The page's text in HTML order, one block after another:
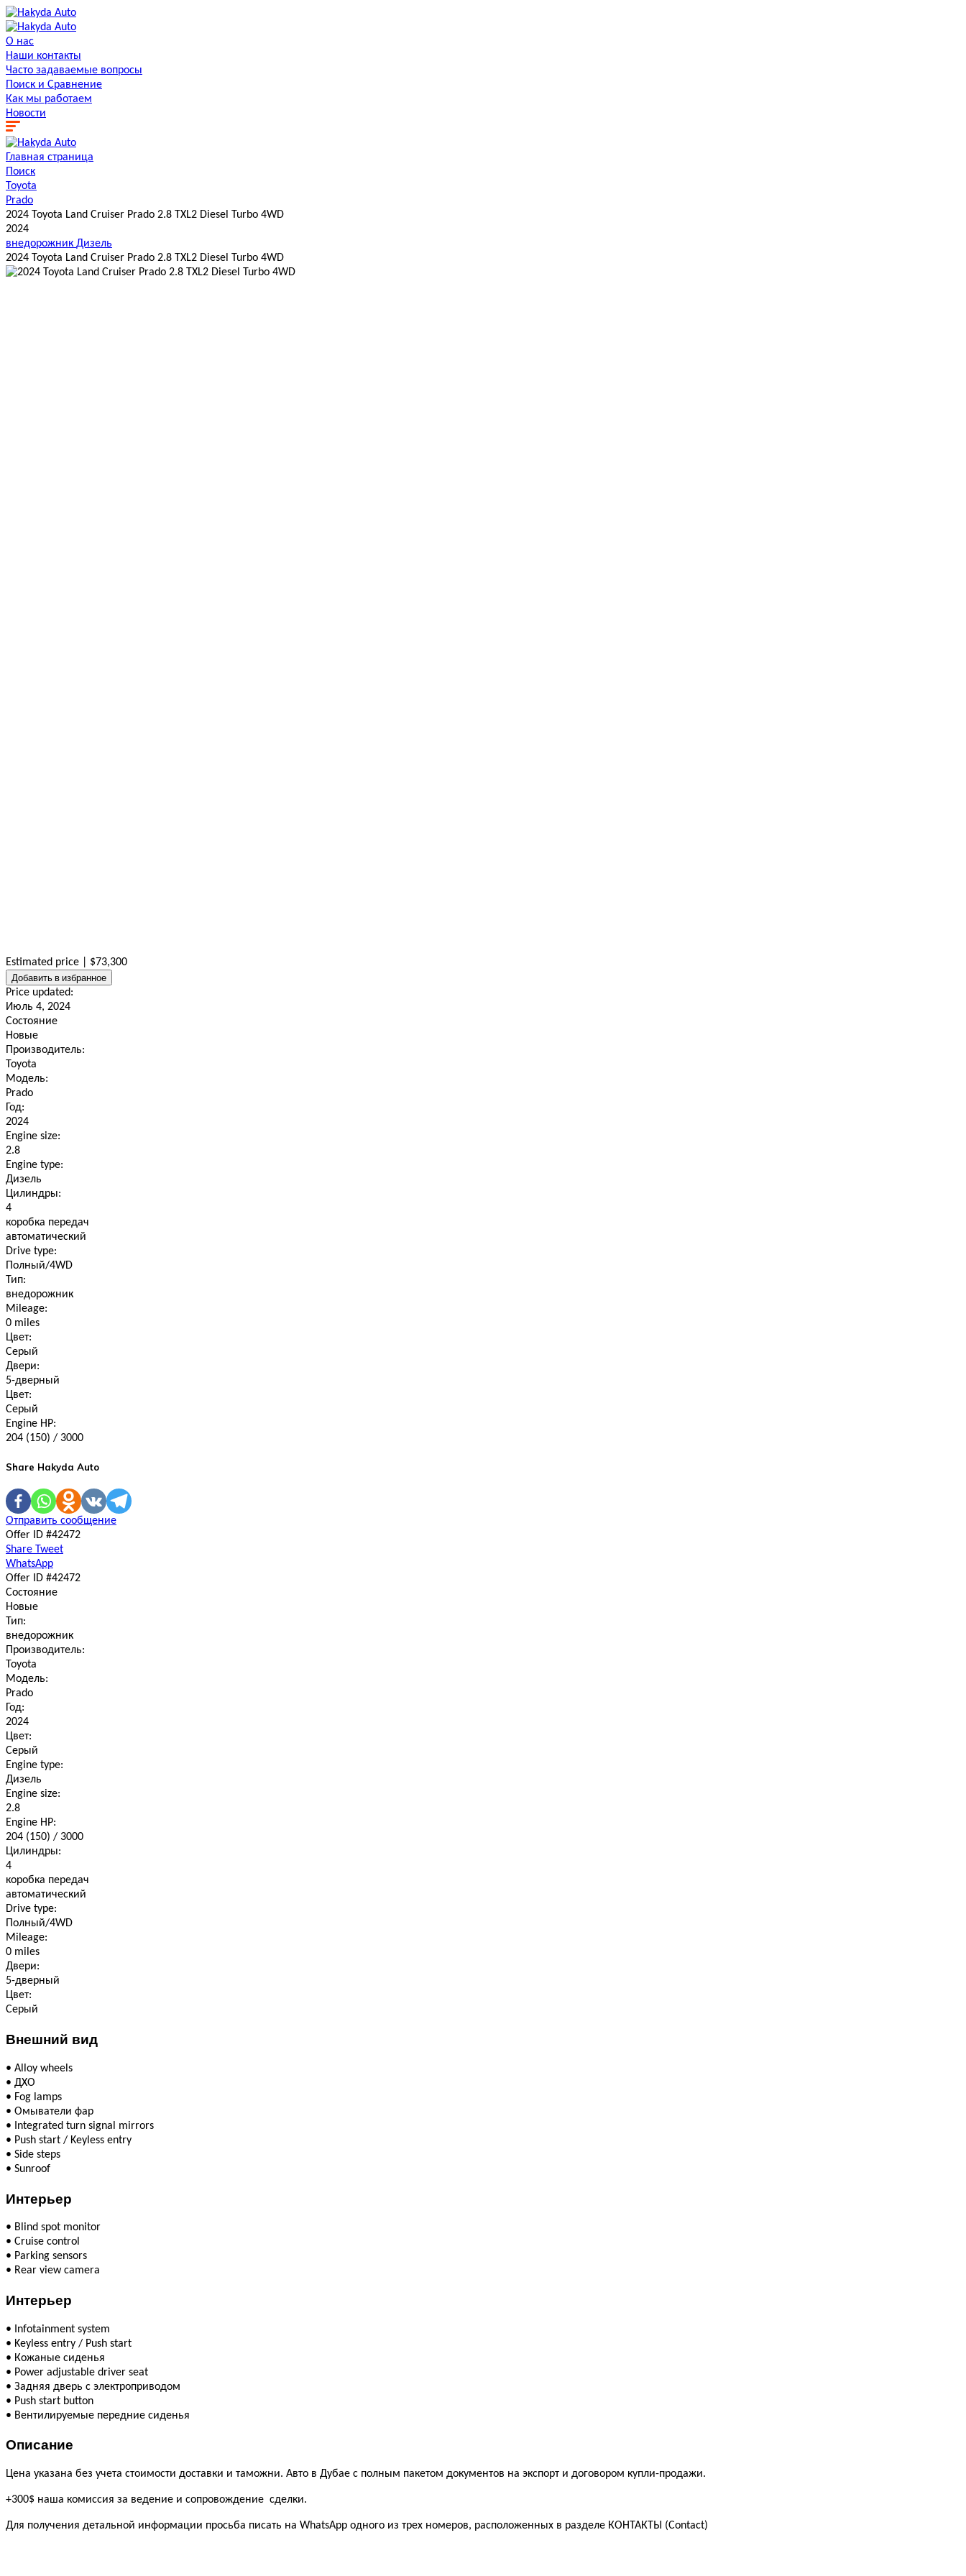
О нас
Наши контакты
Часто задаваемые вопросы
Поиск и Сравнение
Как мы работаем
Новости
Главная страница
Поиск
Toyota
Prado
2024 Toyota Land Cruiser Prado 2.8 TXL2 Diesel Turbo 4WD
2024
внедорожник Дизель
2024 Toyota Land Cruiser Prado 2.8 TXL2 Diesel Turbo 4WD
Estimated price | $73,300
Добавить в избранное
Price updated:
Июль 4, 2024
Состояние
Новые
Производитель:
Toyota
Модель:
Prado
Год:
2024
Engine size:
2.8
Engine type:
Дизель
Цилиндры:
4
коробка передач
автоматический
Drive type:
Полный/4WD
Тип:
внедорожник
Mileage:
0 miles
Цвет:
Серый
Двери:
5-дверный
Цвет:
Серый
Engine HP:
204 (150) / 3000
Share Hakyda Auto
Отправить сообщение
Offer ID #42472
Share Tweet
WhatsApp
Offer ID #42472
Состояние
Новые
Тип:
внедорожник
Производитель:
Toyota
Модель:
Prado
Год:
2024
Цвет:
Серый
Engine type:
Дизель
Engine size:
2.8
Engine HP:
204 (150) / 3000
Цилиндры:
4
коробка передач
автоматический
Drive type:
Полный/4WD
Mileage:
0 miles
Двери:
5-дверный
Цвет:
Серый
Внешний вид
• Alloy wheels
• ДХО
• Fog lamps
• Омыватели фар
•
Integrated turn signal mirrors
• Push start / Keyless entry
• Side steps
• Sunroof
Интерьер
• Blind spot monitor
• Cruise control
• Parking sensors
• Rear view camera
Интерьер
•
Infotainment system
• Keyless entry / Push start
• Кожаные сиденья
• Power adjustable driver seat
• Задняя дверь с электроприводом
• Push start button
• Вентилируемые передние сиденья
Описание
Цена указана без учета стоимости доставки и таможни. Авто в Дубае с полным пакетом документов на экспорт и договором купли-продажи.
+300$ наша комиссия за ведение и сопровождение сделки.
Для получения детальной информации просьба писать на WhatsApp одного из трех номеров, расположенных в разделе КОНТАКТЫ (Contact)